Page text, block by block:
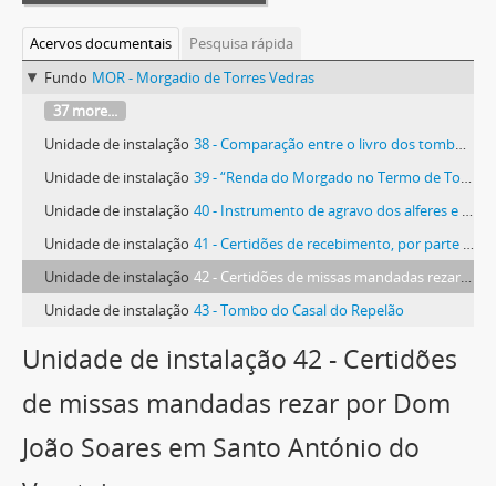
Acervos documentais
Pesquisa rápida
Fundo MOR - Morgadio de Torres Vedras
37 more...
Unidade de instalação 38 - Comparação entre o livro dos tombos da capela de 1506 e o tombo da mesma capela de 1681
Unidade de instalação 39 - “Renda do Morgado no Termo de Torres que é do ilustríssimo e excelentíssimo Senhor Conde do Lavradio que me tem consignado e foi penhora para meu pagamento”
Unidade de instalação 40 - Instrumento de agravo dos alferes e sargentos da vila de Torres Vedras
Unidade de instalação 41 - Certidões de recebimento, por parte do prior da Igreja de São Pedro, de dinheiro entregue por Dom João Soares de Alarcão, comendador da Igreja de São Pedro
Unidade de instalação 42 - Certidões de missas mandadas rezar por Dom João Soares em Santo António do Varatojo
Unidade de instalação 43 - Tombo do Casal do Repelão
Unidade de instalação 42 - Certidões
de missas mandadas rezar por Dom
João Soares em Santo António do